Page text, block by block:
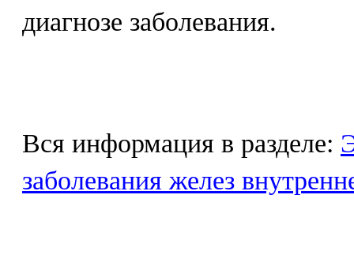
диагнозе заболевания.
Вся информация в разделе:
заболевания желез